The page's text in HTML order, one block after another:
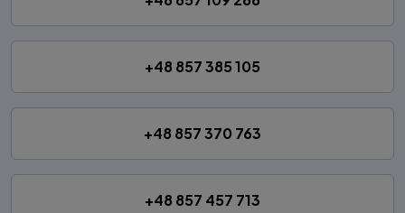
+48 857 385 105
+48 857 370 763
+48 857 457 713